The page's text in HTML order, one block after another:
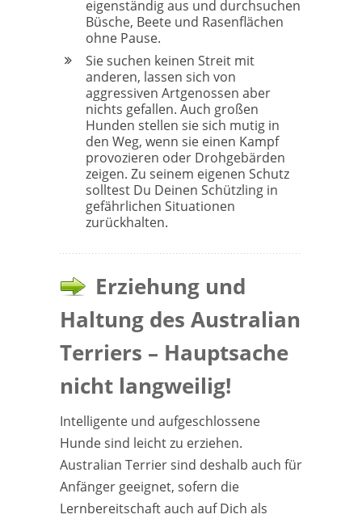
eigenständig aus und durchsuchen
Büsche, Beete und Rasenflächen
ohne Pause.
Sie suchen keinen Streit mit
anderen, lassen sich von
aggressiven Artgenossen aber
nichts gefallen. Auch großen
Hunden stellen sie sich mutig in
den Weg, wenn sie einen Kampf
provozieren oder Drohgebärden
zeigen. Zu seinem eigenen Schutz
solltest Du Deinen Schützling in
gefährlichen Situationen
zurückhalten.
Erziehung und
Haltung des Australian
Terriers – Hauptsache
nicht langweilig!
Intelligente und aufgeschlossene
Hunde sind leicht zu erziehen.
Australian Terrier sind deshalb auch für
Anfänger geeignet, sofern die
Lernbereitschaft auch auf Dich als